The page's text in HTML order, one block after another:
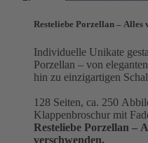
Resteliebe Porzellan – Alles
Individuelle Unikate
Porzellan – von
hin zu einzigartigen
128 Seiten, ca. 250
Klappenbroschur mit
Resteliebe Porzellan –
verschwenden.